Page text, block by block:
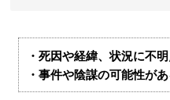
・死因や経緯、状況に不
・事件や陰謀の可能性が